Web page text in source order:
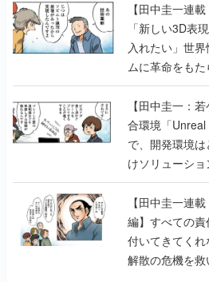
【田中圭一連
「新しい3D表
入れたい」世
ムに革命をも
のいたり】
【田中圭一：
合環境「
で、開発環境
けソリューシ
に行って、よ
【田中圭一連
編】すべての責
付いてきてく
解散の危機を